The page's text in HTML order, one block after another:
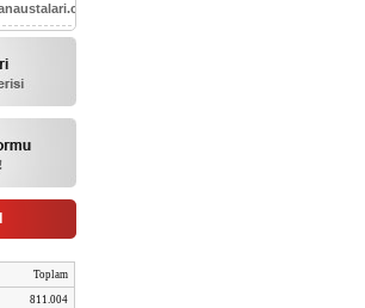
Toplam
811.004